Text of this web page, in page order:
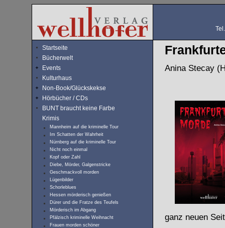
Startseite
Bücherwelt
Events
Kulturhaus
Non-Book/Glückskekse
Hörbücher / CDs
BUNT braucht keine Farbe
Krimis
Mannheim auf die kriminelle Tour
Im Schatten der Wahrheit
Nürnberg auf die kriminelle Tour
Nicht noch einmal
Kopf oder Zahl
Diebe, Mörder, Galgenstricke
Geschmackvoll morden
Lügenbilder
Schorleblues
Hessen mörderisch genießen
Dürer und die Fratze des Teufels
Mörderisch im Abgang
Pfälzisch kriminelle Weihnacht
Frauen morden schöner
Anina Stecay
ganz neuen